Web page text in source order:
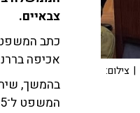
צבאיים.
אכיפה
בהמשך,
המשפט ל־15 חודשי מאסר בגין פוליגמיה.
| צילום: